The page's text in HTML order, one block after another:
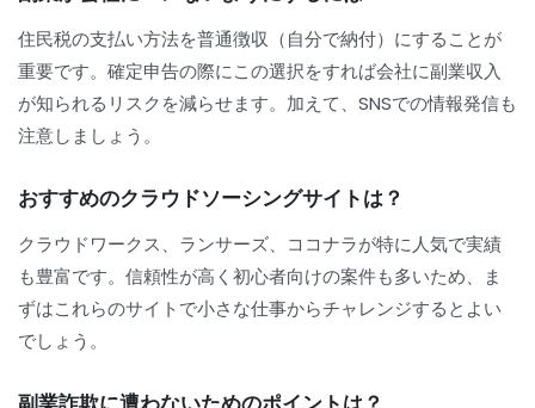
住民税の支払い方法を普通徴収（自分で納付）にすることが
重要です。確定申告の際にこの選択をすれば会社に副業収入
が知られるリスクを減らせます。加えて、SNSでの情報発信も
注意しましょう。
おすすめのクラウドソーシングサイトは？
クラウドワークス、ランサーズ、ココナラが特に人気で実績
も豊富です。信頼性が高く初心者向けの案件も多いため、ま
ずはこれらのサイトで小さな仕事からチャレンジするとよい
でしょう。